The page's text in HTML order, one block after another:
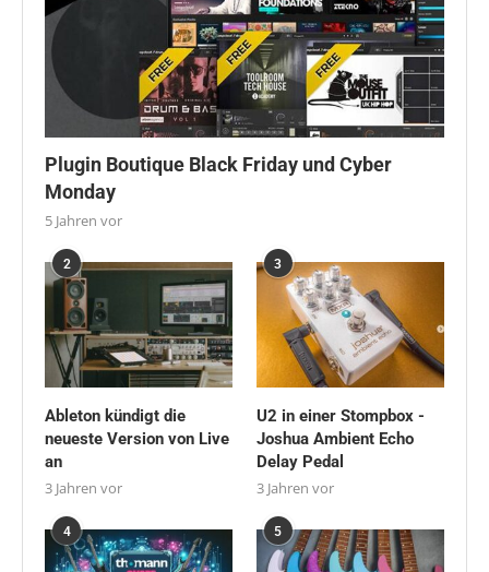
Plugin Boutique Black Friday und Cyber
Monday
5 Jahren vor
2
Ableton kündigt die
neueste Version von Live
an
3 Jahren vor
3
U2 in einer Stompbox -
Joshua Ambient Echo
Delay Pedal
3 Jahren vor
4 5